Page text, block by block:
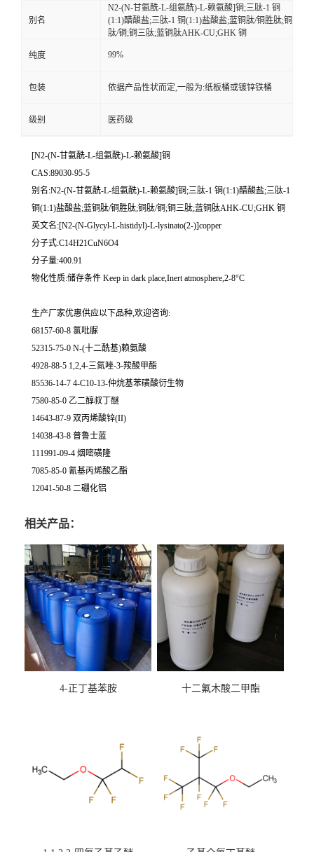
别名
N2-(N-甘氨酰-L-组氨酰)-L-赖氨酸]铜;三肽-1 铜
(1:1)醋酸盐;三肽-1 铜(1:1)盐酸盐;蓝铜肽/铜胜肽;铜
肽/铜;铜三肽;蓝铜肽AHK-CU;GHK 铜
纯度 99%
包装 依据产品性状而定,一般为:纸板桶或镀锌铁桶
级别 医药级
[N2-(N-甘氨酰-L-组氨酰)-L-赖氨酸]铜
CAS:89030-95-5
别名:N2-(N-甘氨酰-L-组氨酰)-L-赖氨酸]铜;三肽-1 铜(1:1)醋酸盐;三肽-1
铜(1:1)盐酸盐;蓝铜肽/铜胜肽;铜肽/铜;铜三肽;蓝铜肽AHK-CU;GHK 铜
英文名:[N2-(N-Glycyl-L-histidyl)-L-lysinato(2-)]copper
分子式:C14H21CuN6O4
分子量:400.91
物化性质:储存条件 Keep in dark place,Inert atmosphere,2-8°C
生产厂家优惠供应以下品种,欢迎咨询:
68157-60-8 氯吡脲
52315-75-0 N-(十二酰基)赖氨酸
4928-88-5 1,2,4-三氮唑-3-羧酸甲酯
85536-14-7 4-C10-13-仲烷基苯磺酸衍生物
7580-85-0 乙二醇叔丁醚
14643-87-9 双丙烯酸锌(II)
14038-43-8 普鲁士蓝
111991-09-4 烟嘧磺隆
7085-85-0 氰基丙烯酸乙酯
12041-50-8 二硼化铝
相关产品：
4-正丁基苯胺 十二氟木酸二甲酯